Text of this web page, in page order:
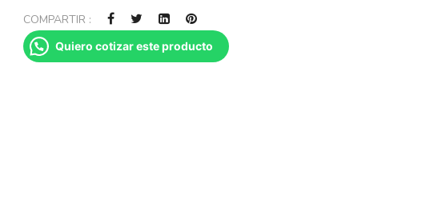
COMPARTIR :
Quiero cotizar este producto